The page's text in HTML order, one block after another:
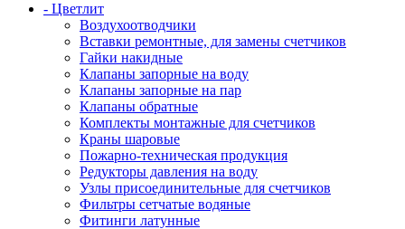
- Цветлит
Воздухоотводчики
Вставки ремонтные, для замены счетчиков
Гайки накидные
Клапаны запорные на воду
Клапаны запорные на пар
Клапаны обратные
Комплекты монтажные для счетчиков
Краны шаровые
Пожарно-техническая продукция
Редукторы давления на воду
Узлы присоединительные для счетчиков
Фильтры сетчатые водяные
Фитинги латунные